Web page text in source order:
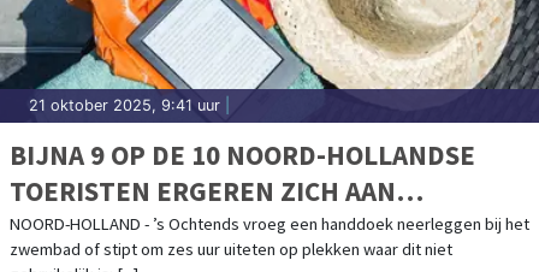
21 oktober 2025, 9:41 uur
BIJNA 9 OP DE 10 NOORD-HOLLANDSE
TOERISTEN ERGEREN ZICH AAN
LANDGENOTEN OP VAKANTIE
NOORD-HOLLAND - ’s Ochtends vroeg een handdoek neerleggen bij het
zwembad of stipt om zes uur uiteten op plekken waar dit niet